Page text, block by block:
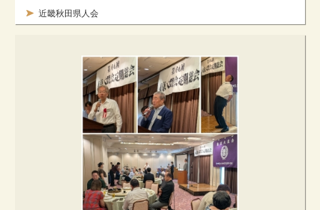
近畿秋田県人会